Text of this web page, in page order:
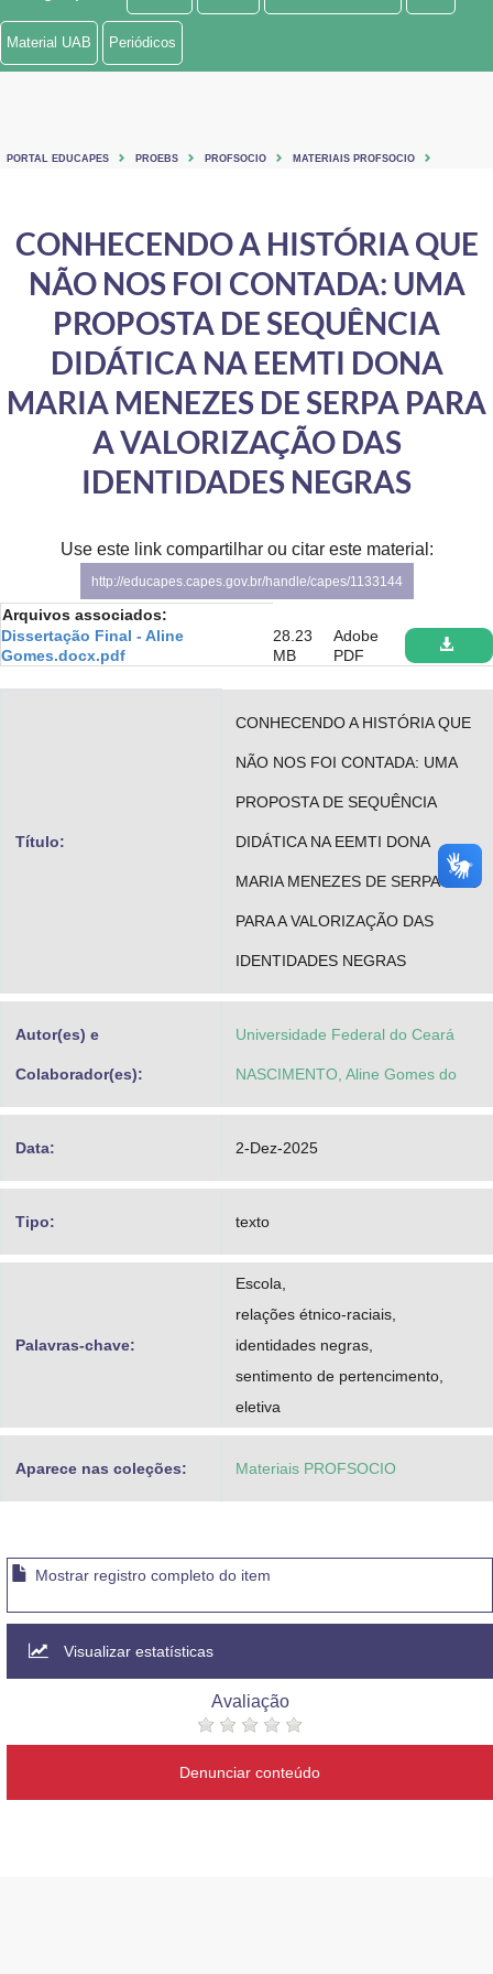
Ministério de Minas e Energia
Controladoria-Geral da União
Ministério da Mulher, da Família e dos Direitos Humanos
Secretaria-Geral
Secretaria de Governo
Banco Central do Brasil
Planalto
Material UAB Periódicos
PORTAL EDUCAPES PROEBS PROFSOCIO MATERIAIS PROFSOCIO
CONHECENDO A HISTÓRIA QUE
NÃO NOS FOI CONTADA: UMA
PROPOSTA DE SEQUÊNCIA
DIDÁTICA NA EEMTI DONA
MARIA MENEZES DE SERPA PARA
A VALORIZAÇÃO DAS
IDENTIDADES NEGRAS
Use este link compartilhar ou citar este material:
http://educapes.capes.gov.br/handle/capes/1133144
Arquivos associados:
Dissertação Final - Aline
Gomes.docx.pdf
28.23
MB
Adobe
PDF
Título:
CONHECENDO A HISTÓRIA QUE
NÃO NOS FOI CONTADA: UMA
PROPOSTA DE SEQUÊNCIA
DIDÁTICA NA EEMTI DONA
MARIA MENEZES DE SERPA
PARA A VALORIZAÇÃO DAS
IDENTIDADES NEGRAS
Autor(es) e
Colaborador(es):
Universidade Federal do Ceará
NASCIMENTO, Aline Gomes do
Data: 2-Dez-2025
Tipo: texto
Palavras-chave:
Escola,
relações étnico-raciais,
identidades negras,
sentimento de pertencimento,
eletiva
Aparece nas coleções: Materiais PROFSOCIO
Mostrar registro completo do item
Visualizar estatísticas
Avaliação
Denunciar conteúdo